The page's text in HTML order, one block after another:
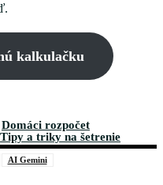
kalkulačku
Domáci rozpočet
Tipy a triky na šetrenie
AI Gemini